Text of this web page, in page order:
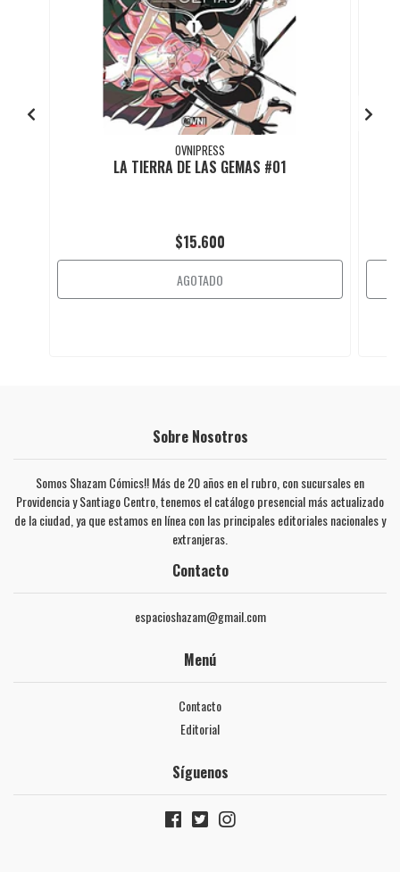
OVNIPRESS
LA TIERRA DE LAS GEMAS #01
$15.600
AGOTADO
Sobre Nosotros
Somos Shazam Cómics!! Más de 20 años en el rubro, con sucursales en
Providencia y Santiago Centro, tenemos el catálogo presencial más actualizado
de la ciudad, ya que estamos en línea con las principales editoriales nacionales y
extranjeras.
Contacto
espacioshazam@gmail.com
Menú
Contacto
Editorial
Síguenos